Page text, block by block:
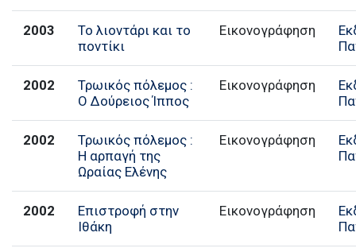
2003
Το λιοντάρι και το
ποντίκι
Εικονογράφηση
2002
Τρωικός πόλεμος :
Ο Δούρειος Ίππος
Εικονογράφηση
2002
Τρωικός πόλεμος :
Η αρπαγή της
Ωραίας Ελένης
Εικονογράφηση
2002
Επιστροφή στην
Ιθάκη
Εικονογράφηση